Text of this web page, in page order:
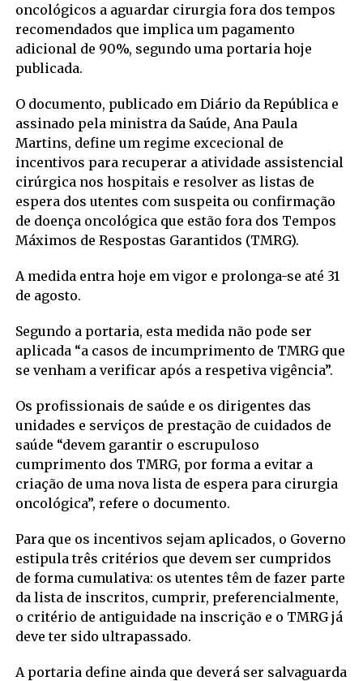
oncológicos a aguardar cirurgia fora dos tempos
recomendados que implica um pagamento
adicional de 90%, segundo uma portaria hoje
publicada.
O documento, publicado em Diário da República e
assinado pela ministra da Saúde, Ana Paula
Martins, define um regime excecional de
incentivos para recuperar a atividade assistencial
cirúrgica nos hospitais e resolver as listas de
espera dos utentes com suspeita ou confirmação
de doença oncológica que estão fora dos Tempos
Máximos de Respostas Garantidos (TMRG).
A medida entra hoje em vigor e prolonga-se até 31
de agosto.
Segundo a portaria, esta medida não pode ser
aplicada “a casos de incumprimento de TMRG que
se venham a verificar após a respetiva vigência”.
Os profissionais de saúde e os dirigentes das
unidades e serviços de prestação de cuidados de
saúde “devem garantir o escrupuloso
cumprimento dos TMRG, por forma a evitar a
criação de uma nova lista de espera para cirurgia
oncológica”, refere o documento.
Para que os incentivos sejam aplicados, o Governo
estipula três critérios que devem ser cumpridos
de forma cumulativa: os utentes têm de fazer parte
da lista de inscritos, cumprir, preferencialmente,
o critério de antiguidade na inscrição e o TMRG já
deve ter sido ultrapassado.
A portaria define ainda que deverá ser salvaguarda